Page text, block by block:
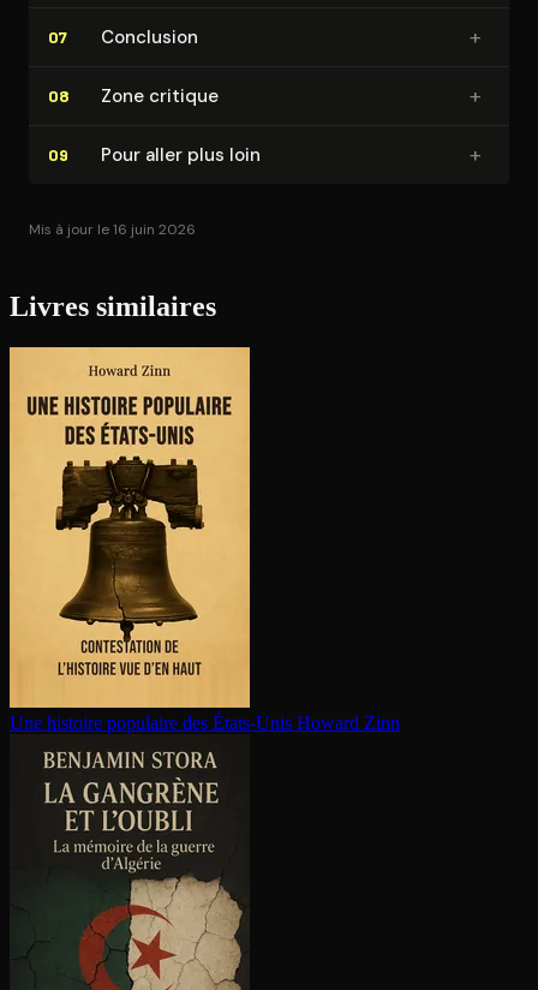
07 Conclusion +
08 Zone critique +
09 Pour aller plus loin +
Mis à jour le 16 juin 2026
Livres similaires
Une histoire populaire des États-Unis Howard Zinn